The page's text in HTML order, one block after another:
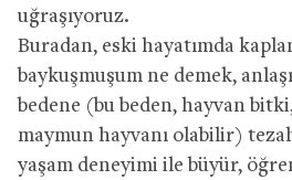
uğraşıyoruz.
Buradan, eski hayatımda
baykuşmuşum ne demek,
bedene (bu beden, hayvan
maymun hayvanı olabilir)
yaşam deneyimi ile büyür,